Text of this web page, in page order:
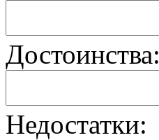
Достоинства:
Недостатки: